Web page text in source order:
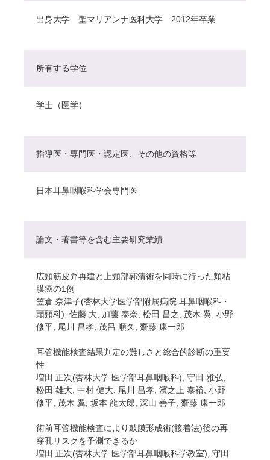
出身大学 聖マリアンナ医科大学 2012年卒業
所有する学位
学士（医学）
指導医・専門医・認定医、その他の資格等
日本耳鼻咽喉科学会専門医
論文・著書等を含む主要研究業績
広頸筋皮弁再建と上頸部郭清術を同時に行った頬粘
膜癌の1例
笠倉 奈津子(杏林大学医学部附属病院 耳鼻咽喉科・
頭頸科), 佐藤 大, 加藤 泰奈, 松田 昌之, 茂木 翼, 小野
修平, 尾川 昌孝, 茂呂 順久, 齋藤 康一郎
耳管機能検査結果判定の難しさと総合的診断の重要
性
増田 正次(杏林大学 医学部耳鼻咽喉科), 守田 雅弘,
松田 雄大, 中村 健大, 尾川 昌孝, 濱之上 泰裕, 小野
修平, 茂木 翼, 坂本 龍太郎, 深山 善子, 齋藤 康一郎
術前耳管機能検査により鼓膜形成術(接着法)後の再
穿孔リスクを予測できるか
増田 正次(杏林大学 医学部耳鼻咽喉科学教室), 守田